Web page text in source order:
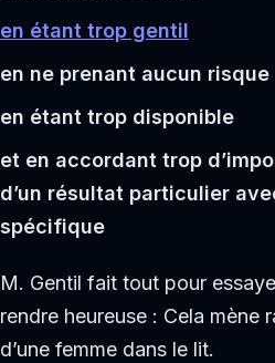
en étant trop gentil
en ne prenant aucun risque
en étant trop disponible
et en accordant trop
d’un résultat particulier
spécifique
M. Gentil fait tout pour
rendre heureuse : Cela mène
d’une femme dans le lit.